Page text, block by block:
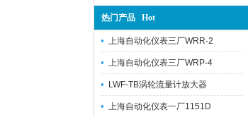
热门产品 Hot
上海自动化仪表三厂WRR-2
上海自动化仪表三厂WRP-4
LWF-TB涡轮流量计放大器
上海自动化仪表一厂1151D